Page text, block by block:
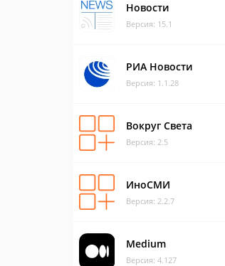
Новости
Версия: 15.1
РИА Новости
Версия: 1.1.28
Вокруг Света
Версия: 2.5
ИноСМИ
Версия: 2.2.7
Medium
Версия: 4.127